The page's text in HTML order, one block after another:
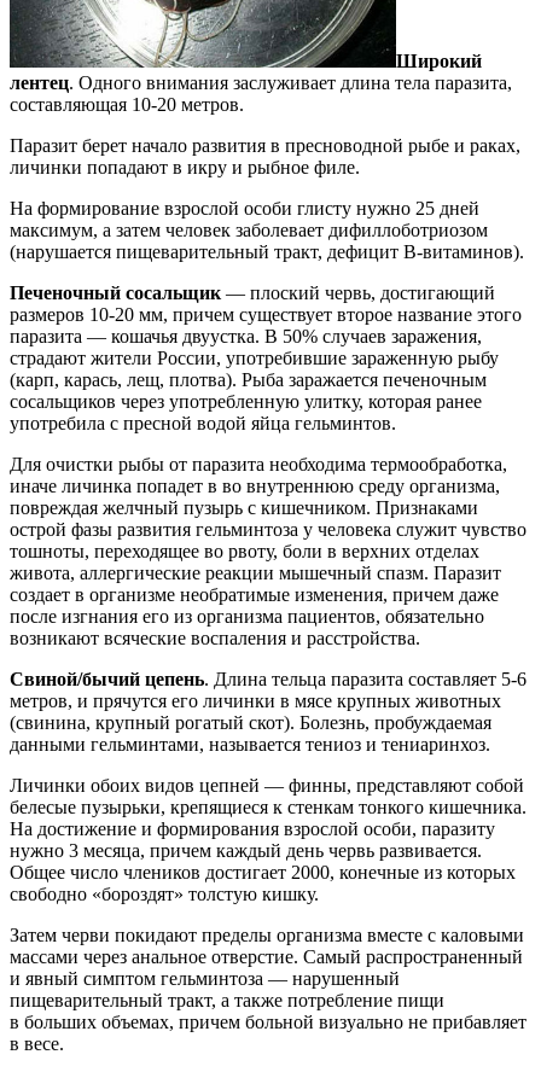
Широкий
лентец. Одного внимания заслуживает длина тела паразита,
составляющая 10-20 метров.
Паразит берет начало развития в пресноводной рыбе и раках,
личинки попадают в икру и рыбное филе.
На формирование взрослой особи глисту нужно 25 дней
максимум, а затем человек заболевает дифиллоботриозом
(нарушается пищеварительный тракт, дефицит В-витаминов).
Печеночный сосальщик — плоский червь, достигающий
размеров 10-20 мм, причем существует второе название этого
паразита — кошачья двуустка. В 50% случаев заражения,
страдают жители России, употребившие зараженную рыбу
(карп, карась, лещ, плотва). Рыба заражается печеночным
сосальщиков через употребленную улитку, которая ранее
употребила с пресной водой яйца гельминтов.
Для очистки рыбы от паразита необходима термообработка,
иначе личинка попадет в во внутреннюю среду организма,
повреждая желчный пузырь с кишечником. Признаками
острой фазы развития гельминтоза у человека служит чувство
тошноты, переходящее во рвоту, боли в верхних отделах
живота, аллергические реакции мышечный спазм. Паразит
создает в организме необратимые изменения, причем даже
после изгнания его из организма пациентов, обязательно
возникают всяческие воспаления и расстройства.
Свиной/бычий цепень. Длина тельца паразита составляет 5-6
метров, и прячутся его личинки в мясе крупных животных
(свинина, крупный рогатый скот). Болезнь, пробуждаемая
данными гельминтами, называется тениоз и тениаринхоз.
Личинки обоих видов цепней — финны, представляют собой
белесые пузырьки, крепящиеся к стенкам тонкого кишечника.
На достижение и формирования взрослой особи, паразиту
нужно 3 месяца, причем каждый день червь развивается.
Общее число члеников достигает 2000, конечные из которых
свободно «бороздят» толстую кишку.
Затем черви покидают пределы организма вместе с каловыми
массами через анальное отверстие. Самый распространенный
и явный симптом гельминтоза — нарушенный
пищеварительный тракт, а также потребление пищи
в больших объемах, причем больной визуально не прибавляет
в весе.